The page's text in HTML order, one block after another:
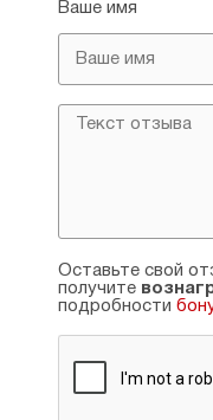
Ваше имя
Оставьте свой
получите
подробности